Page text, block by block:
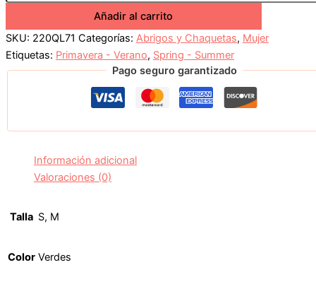
Añadir al carrito
SKU: 220QL71 Categorías: Abrigos y Chaquetas, Mujer
Etiquetas: Primavera - Verano, Spring - Summer
Pago seguro garantizado
Información adicional
Valoraciones (0)
Talla S, M
Color Verdes